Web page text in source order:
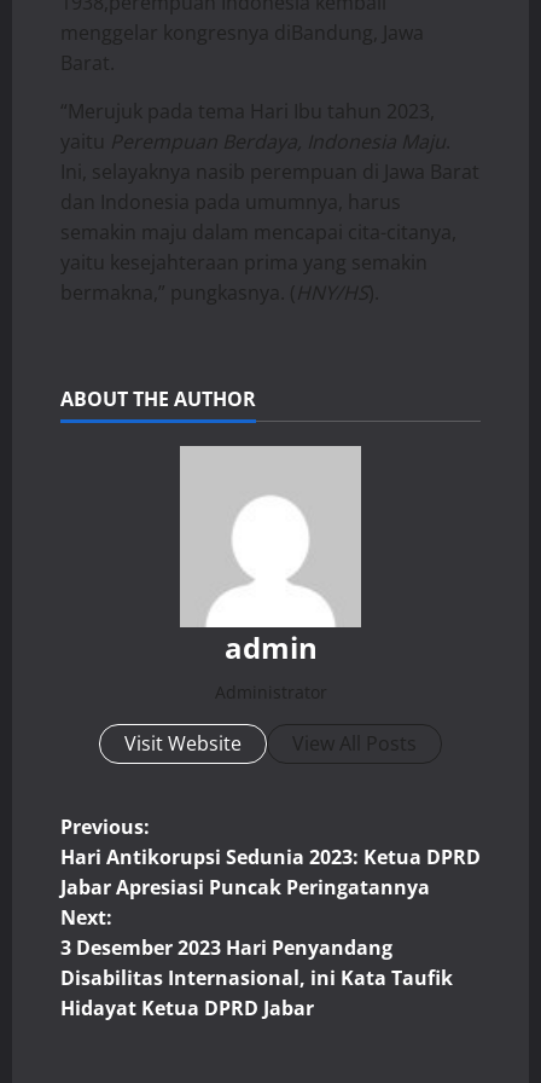
menggelar kongresnya diBandung, Jawa
Barat.
“Merujuk pada tema Hari Ibu tahun 2023,
yaitu Perempuan Berdaya, Indonesia Maju
Ini, selayaknya nasib perempuan di Jawa Barat
dan Indonesia pada umumnya, harus
semakin maju dalam mencapai cita-citanya,
yaitu kesejahteraan prima yang semakin
bermakna,” pungkasnya. ( HNY/HS).
ABOUT THE AUTHOR
admin
Administrator
Visit Website View All Posts
P
o
s
t
Previous:
Hari Antikorupsi Sedunia 2023: Ketua DPRD
Jabar Apresiasi Puncak Peringatannya
Next:
3 Desember 2023 Hari Penyandang
Disabilitas Internasional, ini Kata Taufik
Hidayat Ketua DPRD Jabar